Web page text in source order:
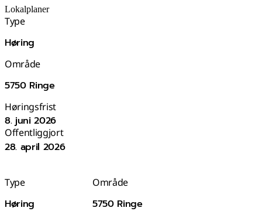
Lokalplaner
Type
Høring
Område
5750 Ringe
Høringsfrist
8. juni 2026
Offentliggjort
28. april 2026
Type
Høring
Område
5750 Ringe